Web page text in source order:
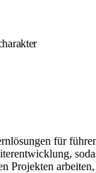
für
Projekten